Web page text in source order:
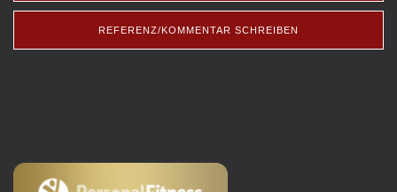
REFERENZ/KOMMENTAR SCHREIBEN